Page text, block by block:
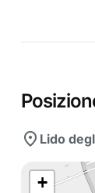
location_on Lido
+